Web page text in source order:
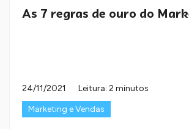
As 7 regras de ouro do
24/11/2021
Leitura: 2 minutos
Marketing e Vendas